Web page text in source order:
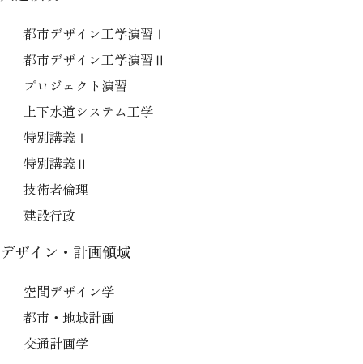
都市デザイン工学演習Ⅰ
都市デザイン工学演習Ⅱ
プロジェクト演習
上下水道システム工学
特別講義Ⅰ
特別講義Ⅱ
技術者倫理
建設行政
デザイン・計画領域
空間デザイン学
都市・地域計画
交通計画学